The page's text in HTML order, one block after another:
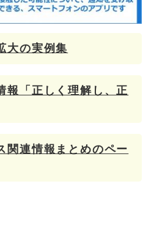
大の実例集
報「正しく理解し、正
関連情報まとめのペー